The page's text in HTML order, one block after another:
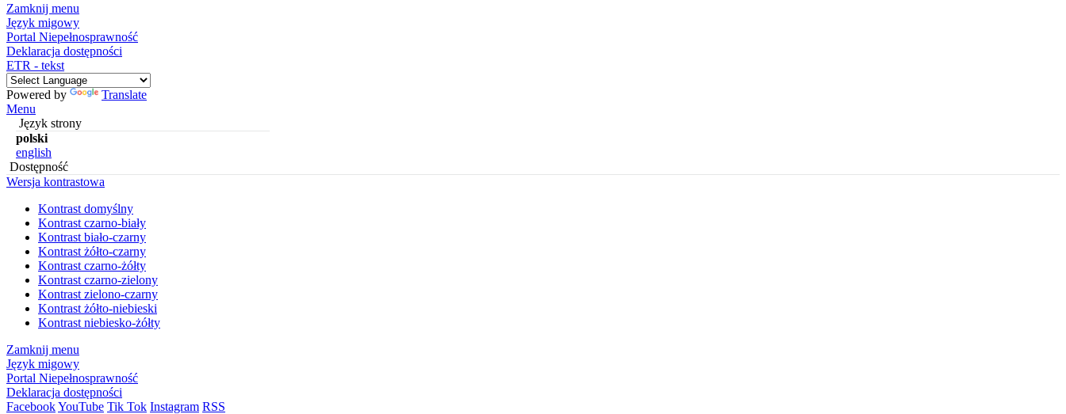
Zamknij menu
Język migowy
Portal Niepełnosprawność
Deklaracja dostępności
ETR - tekst
Powered by
Translate
Menu
Język strony
polski
english
Dostępność
Wersja kontrastowa
Kontrast domyślny
Kontrast czarno-biały
Kontrast biało-czarny
Kontrast żółto-czarny
Kontrast czarno-żółty
Kontrast czarno-zielony
Kontrast zielono-czarny
Kontrast żółto-niebieski
Kontrast niebiesko-żółty
Zamknij menu
Język migowy
Portal Niepełnosprawność
Deklaracja dostępności
FacebookYouTube Tik Tok Instagram RSS